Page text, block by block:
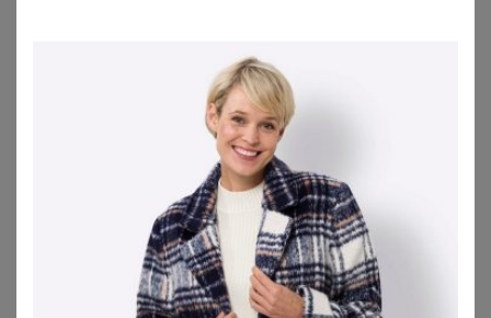
Mauritius Lederjacke - Cascha LAMOV - XS bis 5XL - für Damen - Größe 3XL - rot
ANISTON PLUS
36,88
ZU
1 2 4 5 >